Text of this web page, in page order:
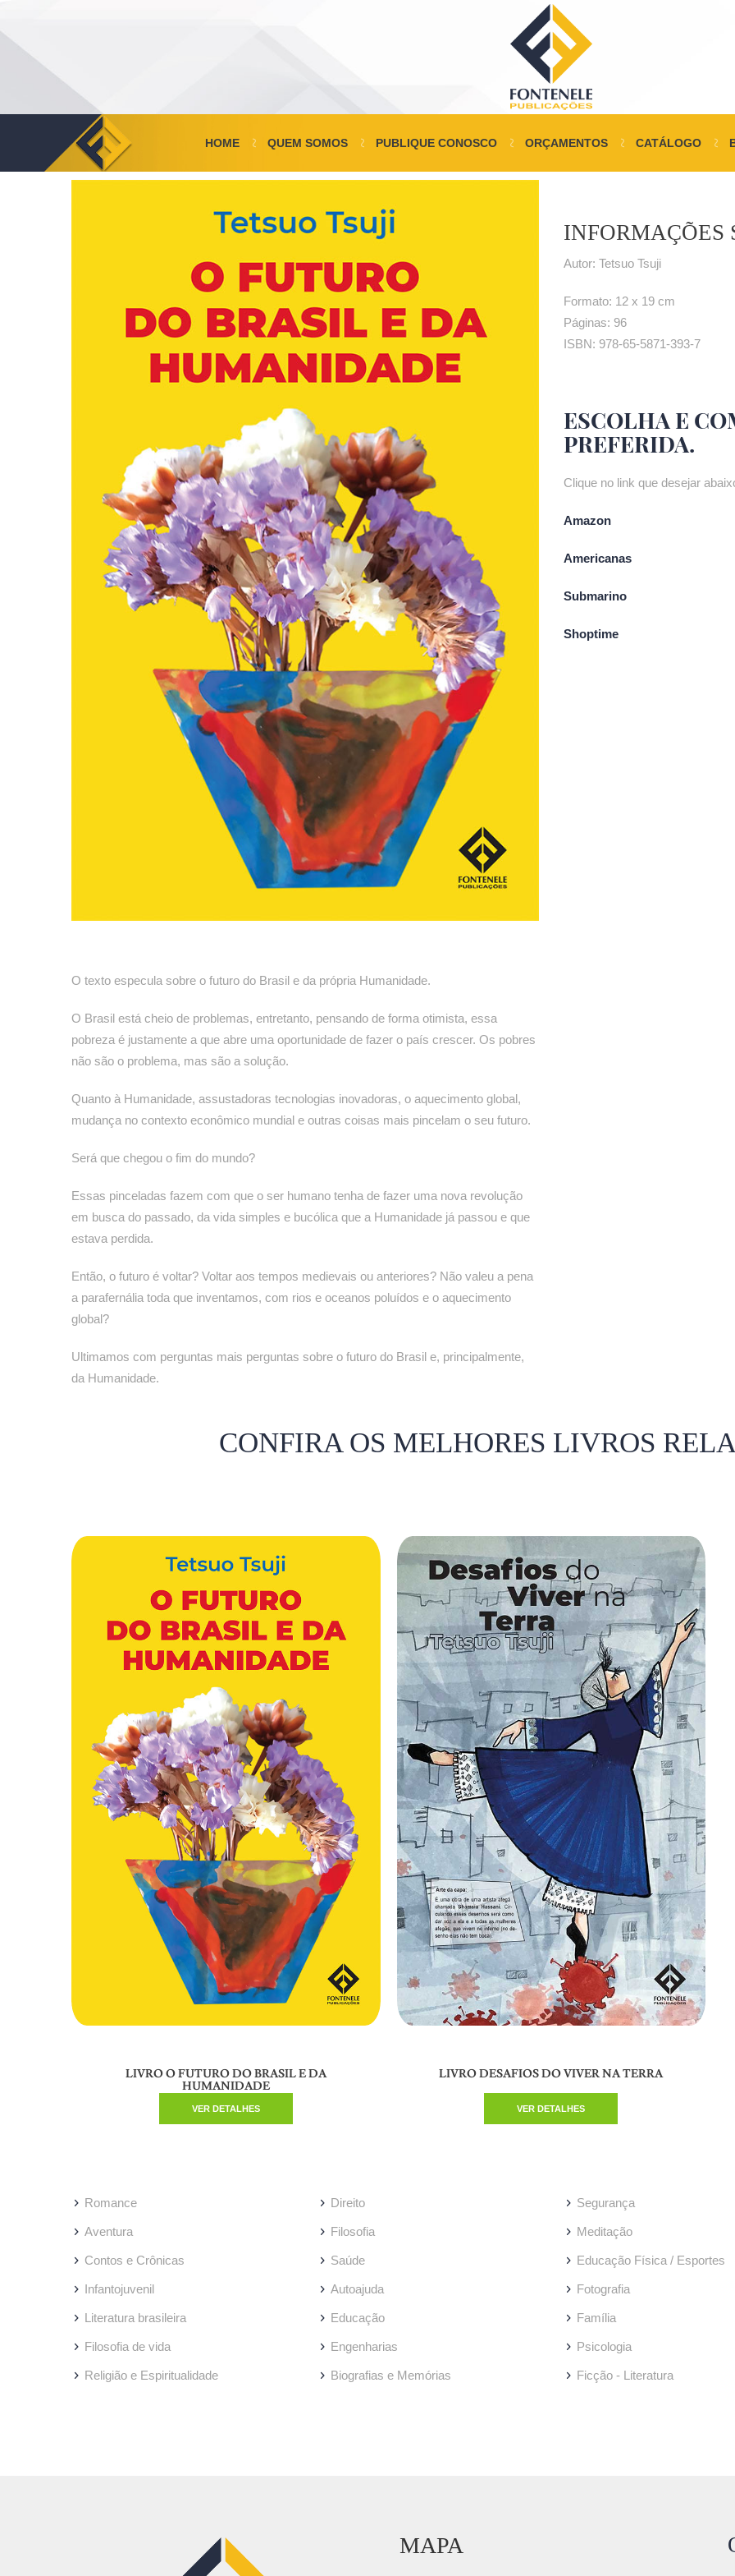
HOME QUEM SOMOS PUBLIQUE CONOSCO ORÇAMENTOS CATÁLOGO
O texto especula sobre o futuro do Brasil e da própria Humanidade.
O Brasil está cheio de problemas, entretanto, pensando de forma otimista, essa
pobreza é justamente a que abre uma oportunidade de fazer o país crescer. Os pobres
não são o problema, mas são a solução.
Quanto à Humanidade, assustadoras tecnologias inovadoras, o aquecimento global,
mudança no contexto econômico mundial e outras coisas mais pincelam o seu futuro.
Será que chegou o fim do mundo?
Essas pinceladas fazem com que o ser humano tenha de fazer uma nova revolução
em busca do passado, da vida simples e bucólica que a Humanidade já passou e que
estava perdida.
Então, o futuro é voltar? Voltar aos tempos medievais ou anteriores? Não valeu a pena
a parafernália toda que inventamos, com rios e oceanos poluídos e o aquecimento
global?
Ultimamos com perguntas mais perguntas sobre o futuro do Brasil e, principalmente,
da Humanidade.
INFORMAÇÕES
Autor: Tetsuo Tsuji
Formato: 12 x 19 cm
Páginas: 96
ISBN: 978-65-5871-393-7
ESCOLHA E
PREFERIDA.
Clique no link que desejar
Amazon
Americanas
Submarino
Shoptime
CONFIRA OS MELHORES LIVROS
LIVRO O FUTURO DO BRASIL E DA
HUMANIDADE
VER DETALHES
LIVRO DESAFIOS DO VIVER NA TERRA
VER DETALHES
Romance
Aventura
Contos e Crônicas
Infantojuvenil
Literatura brasileira
Filosofia de vida
Religião e Espiritualidade
Direito
Filosofia
Saúde
Autoajuda
Educação
Engenharias
Biografias e Memórias
Segurança
Meditação
Educação Física / Esportes
Fotografia
Família
Psicologia
Ficção - Literatura
MAPA